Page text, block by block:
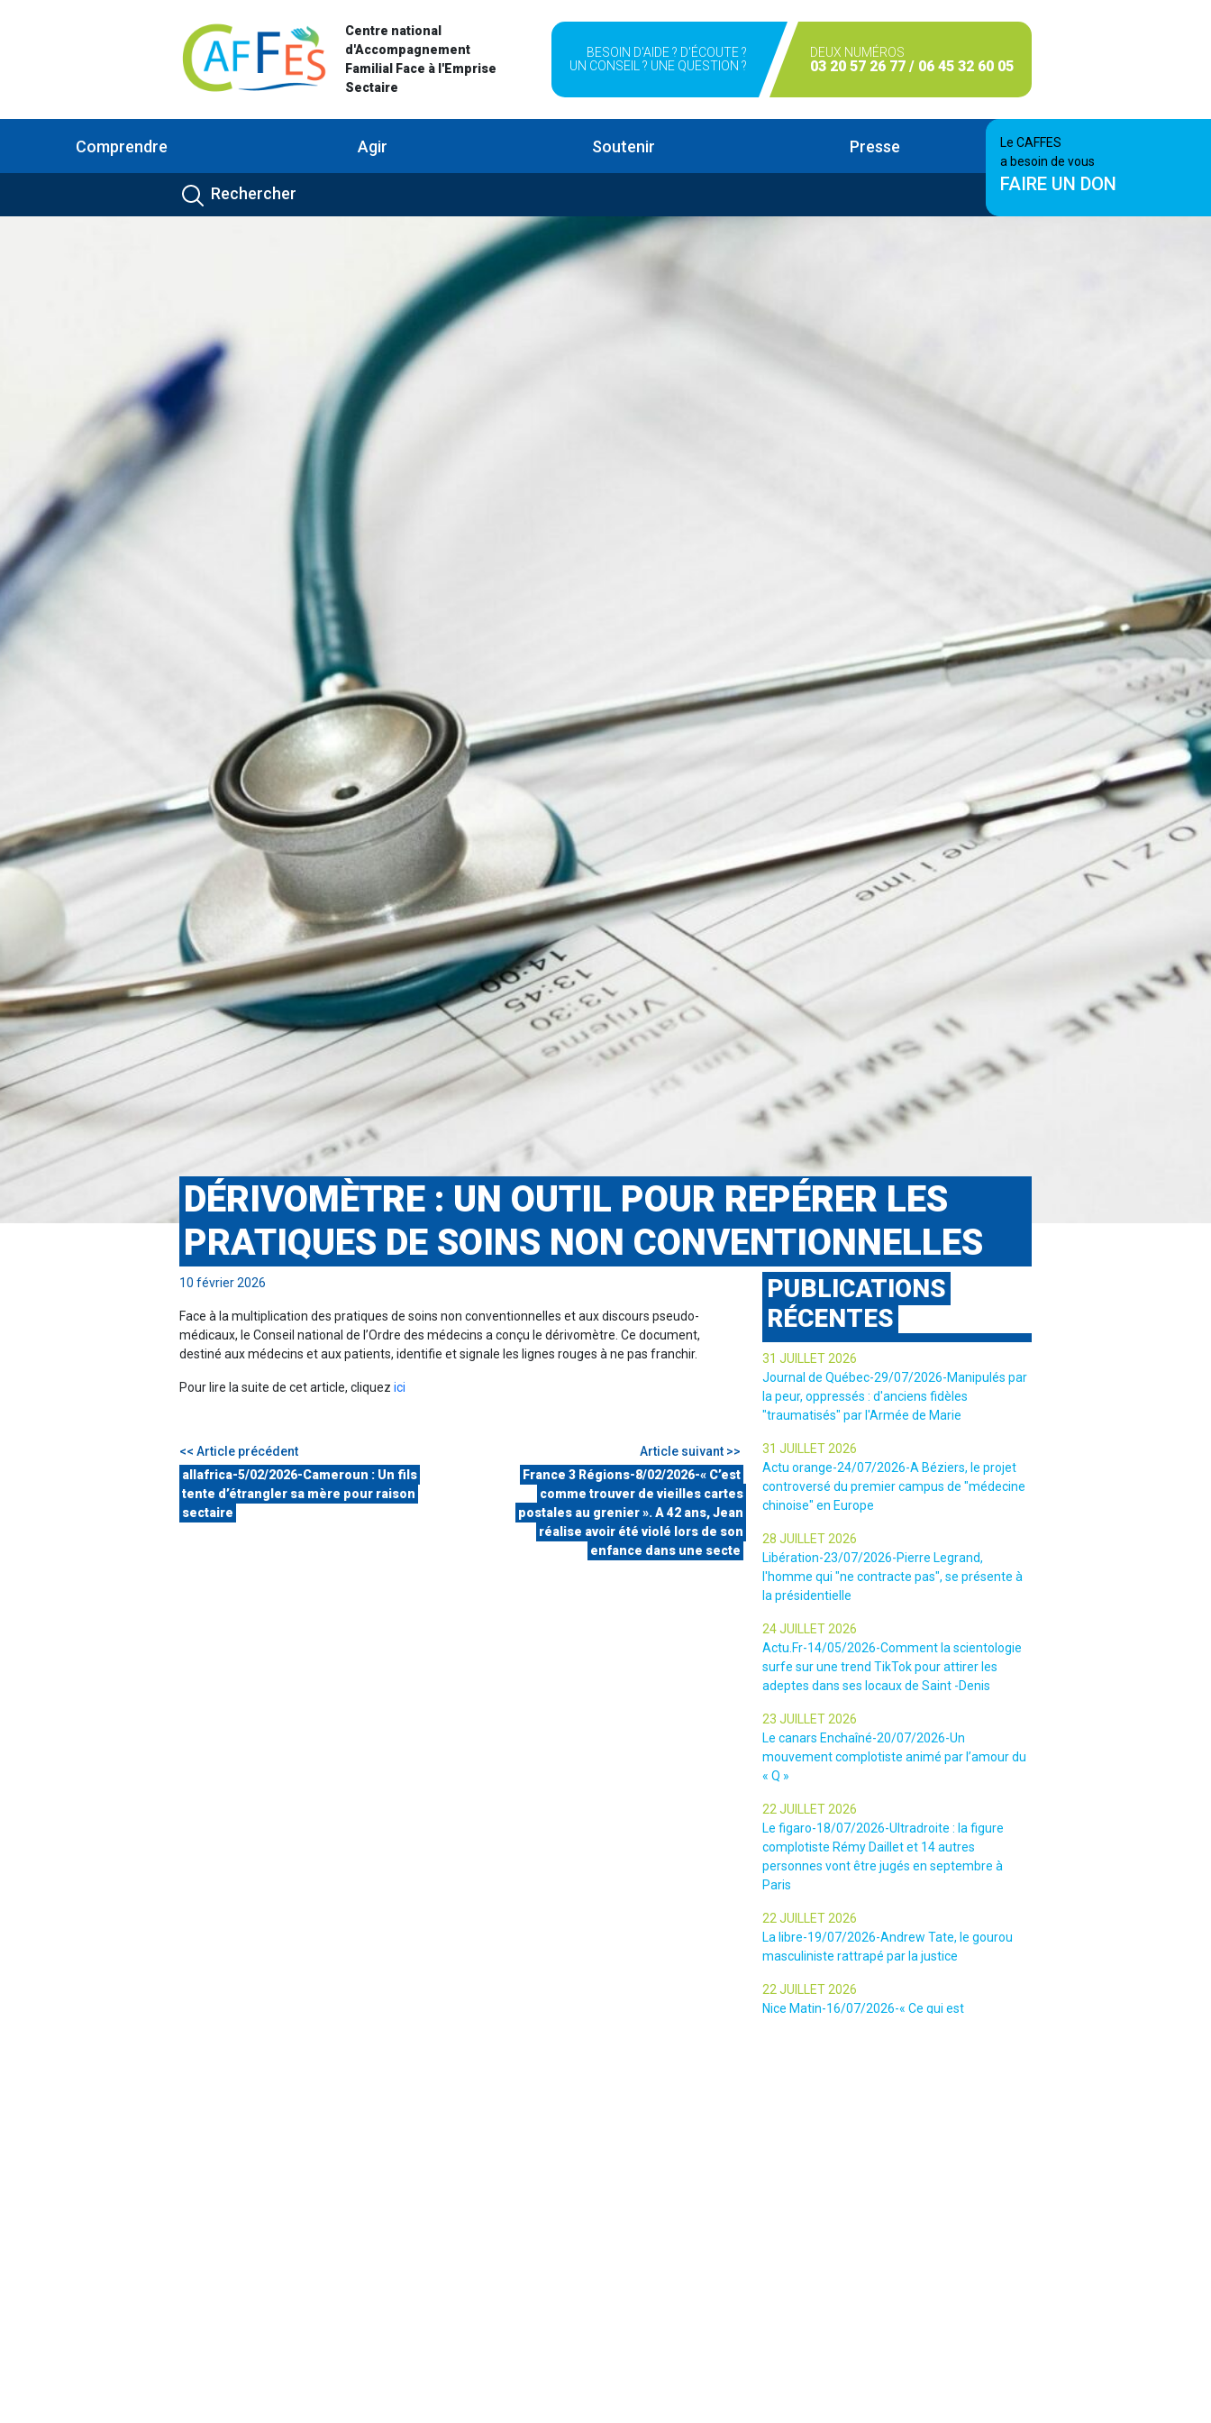
Centre national
d'Accompagnement
Familial Face à l'Emprise
Sectaire
BESOIN D'AIDE ? D'ÉCOUTE ?
UN CONSEIL ? UNE QUESTION ?
DEUX NUMÉROS
03 20 57 26 77 / 06 45 32 60 05
Comprendre Agir Soutenir Presse
Le CAFFES
a besoin de vous
FAIRE UN DON
DÉRIVOMÈTRE : UN OUTIL POUR REPÉRER LES
PRATIQUES DE SOINS NON CONVENTIONNELLES
10 février 2026
Face à la multiplication des pratiques de soins non conventionnelles et aux discours pseudo-
médicaux, le Conseil national de l’Ordre des médecins a conçu le dérivomètre. Ce document,
destiné aux médecins et aux patients, identifie et signale les lignes rouges à ne pas franchir.
Pour lire la suite de cet article, cliquez ici
<< Article précédent
allafrica-5/02/2026-Cameroun : Un fils
tente d’étrangler sa mère pour raison
sectaire
Article suivant >>
France 3 Régions-8/02/2026-« C’est
comme trouver de vieilles cartes
postales au grenier ». A 42 ans, Jean
réalise avoir été violé lors de son
enfance dans une secte
PUBLICATIONS
RÉCENTES
31 JUILLET 2026
Journal de Québec-29/07/2026-Manipulés par
la peur, oppressés : d'anciens fidèles
"traumatisés" par l'Armée de Marie
31 JUILLET 2026
Actu orange-24/07/2026-A Béziers, le projet
controversé du premier campus de "médecine
chinoise" en Europe
28 JUILLET 2026
Libération-23/07/2026-Pierre Legrand,
l'homme qui "ne contracte pas", se présente à
la présidentielle
24 JUILLET 2026
Actu.Fr-14/05/2026-Comment la scientologie
surfe sur une trend TikTok pour attirer les
adeptes dans ses locaux de Saint -Denis
23 JUILLET 2026
Le canars Enchaîné-20/07/2026-Un
mouvement complotiste animé par l’amour du
« Q »
22 JUILLET 2026
Le figaro-18/07/2026-Ultradroite : la figure
complotiste Rémy Daillet et 14 autres
personnes vont être jugés en septembre à
Paris
22 JUILLET 2026
La libre-19/07/2026-Andrew Tate, le gourou
masculiniste rattrapé par la justice
22 JUILLET 2026
Nice Matin-16/07/2026-« Ce qui est